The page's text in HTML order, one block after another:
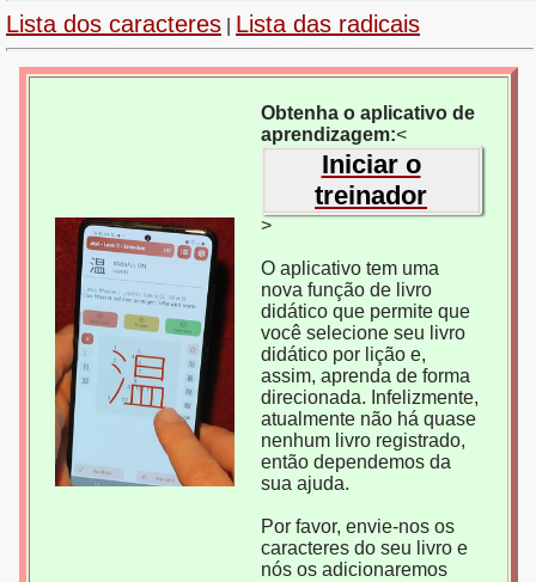
Lista dos caracteres Lista das radicais
Obtenha o aplicativo de
aprendizagem:<
Iniciar o
treinador
>
O aplicativo tem uma
nova função de livro
didático que permite que
você selecione seu livro
didático por lição e,
assim, aprenda de forma
direcionada. Infelizmente,
atualmente não há quase
nenhum livro registrado,
então dependemos da
sua ajuda.
Por favor, envie-nos os
caracteres do seu livro e
nós os adicionaremos